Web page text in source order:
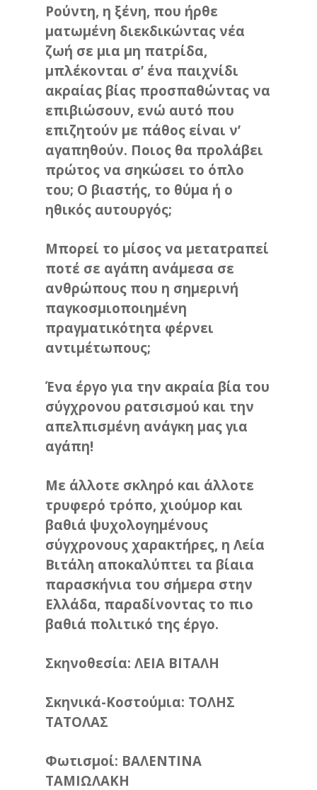
Ρούντη, η ξένη, που ήρθε
ματωμένη διεκδικώντας νέα
ζωή σε μια μη πατρίδα,
μπλέκονται σ’ ένα παιχνίδι
ακραίας βίας προσπαθώντας να
επιβιώσουν, ενώ αυτό που
επιζητούν με πάθος είναι ν’
αγαπηθούν. Ποιος θα προλάβει
πρώτος να σηκώσει το όπλο
του; Ο βιαστής, το θύμα ή ο
ηθικός αυτουργός;
Μπορεί το μίσος να μετατραπεί
ποτέ σε αγάπη ανάμεσα σε
ανθρώπους που η σημερινή
παγκοσμιοποιημένη
πραγματικότητα φέρνει
αντιμέτωπους;
Ένα έργο για την ακραία βία του
σύγχρονου ρατσισμού και την
απελπισμένη ανάγκη μας για
αγάπη!
Με άλλοτε σκληρό και άλλοτε
τρυφερό τρόπο, χιούμορ και
βαθιά ψυχολογημένους
σύγχρονους χαρακτήρες, η Λεία
Βιτάλη αποκαλύπτει τα βίαια
παρασκήνια του σήμερα στην
Ελλάδα, παραδίνοντας το πιο
βαθιά πολιτικό της έργο.
Σκηνοθεσία: ΛΕΙΑ ΒΙΤΑΛΗ
Σκηνικά-Κοστούμια: ΤΟΛΗΣ
ΤΑΤΟΛΑΣ
Φωτισμοί: ΒΑΛΕΝΤΙΝΑ
ΤΑΜΙΩΛΑΚΗ